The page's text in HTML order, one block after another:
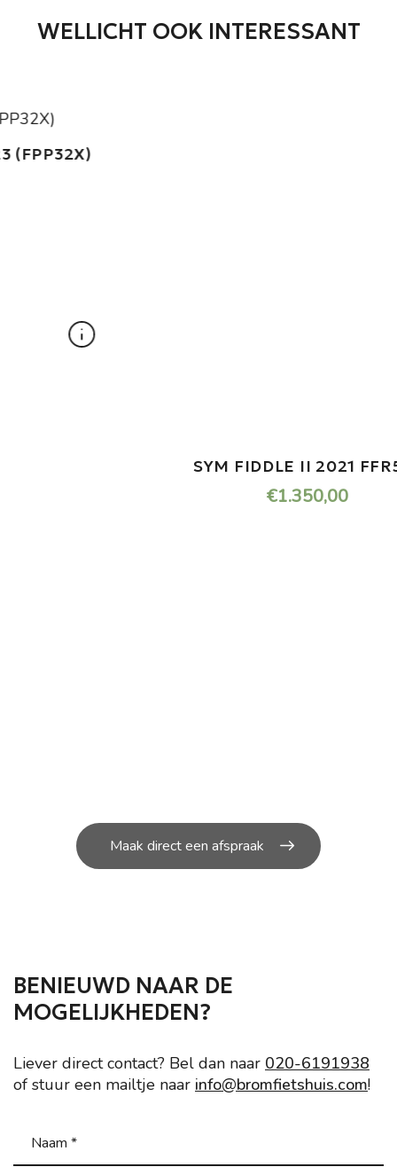
WELLICHT OOK INTERESSANT
SYM FIDDLE II 2021 FFR54J
Maak direct een afspraak
BENIEUWD NAAR DE
MOGELIJKHEDEN?
Liever direct contact? Bel dan naar 020-6191938
of stuur een mailtje naar info@bromfietshuis.com!